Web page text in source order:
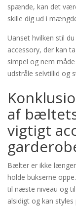
spænde, kan det
skille dig ud i
Uanset hvilken stil
accessory, der kan
simpel og nem
udstråle selvtillid og
af
vigtigt
Bælter er ikke
holde bukserne
til næste niveau og
alsidigt og kan